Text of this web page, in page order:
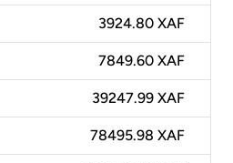
3924.80 XAF
7849.60 XAF
39247.99 XAF
78495.98 XAF